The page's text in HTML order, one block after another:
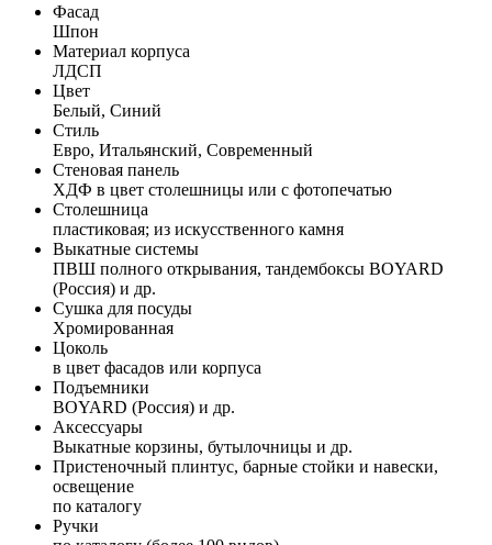
Фасад
Шпон
Материал корпуса
ЛДСП
Цвет
Белый, Синий
Стиль
Евро, Итальянский, Современный
Стеновая панель
ХДФ в цвет столешницы или с фотопечатью
Столешница
пластиковая; из искусственного камня
Выкатные системы
ПВШ полного открывания, тандембоксы BOYARD
(Россия) и др.
Сушка для посуды
Хромированная
Цоколь
в цвет фасадов или корпуса
Подъемники
BOYARD (Россия) и др.
Аксессуары
Выкатные корзины, бутылочницы и др.
Пристеночный плинтус, барные стойки и навески,
освещение
по каталогу
Ручки